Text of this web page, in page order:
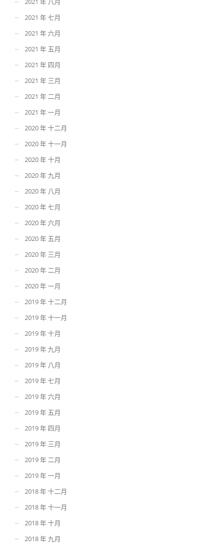
2021 年 七月
2021 年 六月
2021 年 五月
2021 年 四月
2021 年 三月
2021 年 二月
2021 年 一月
2020 年 十二月
2020 年 十一月
2020 年 十月
2020 年 九月
2020 年 八月
2020 年 七月
2020 年 六月
2020 年 五月
2020 年 三月
2020 年 二月
2020 年 一月
2019 年 十二月
2019 年 十一月
2019 年 十月
2019 年 九月
2019 年 八月
2019 年 七月
2019 年 六月
2019 年 五月
2019 年 四月
2019 年 三月
2019 年 二月
2019 年 一月
2018 年 十二月
2018 年 十一月
2018 年 十月
2018 年 九月